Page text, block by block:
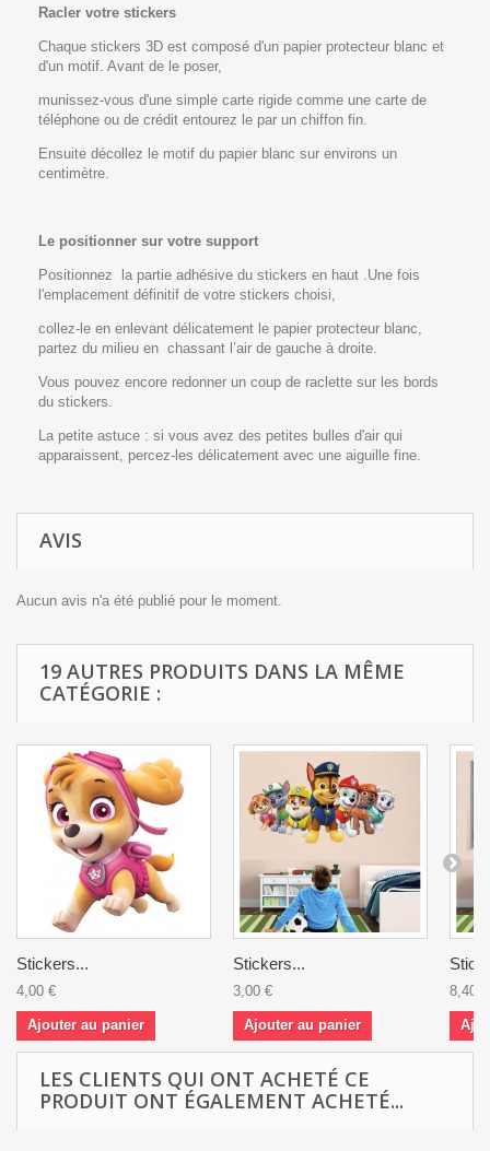
Racler votre stickers
Chaque stickers 3D est composé d'un papier protecteur blanc et
d'un motif. Avant de le poser,
munissez-vous d'une simple carte rigide comme une carte de
téléphone ou de crédit entourez le par un chiffon fin.
Ensuite décollez le motif du papier blanc sur environs un
centimètre.
Le positionner sur votre support
Positionnez la partie adhésive du stickers en haut .Une fois
l'emplacement définitif de votre stickers choisi,
collez-le en enlevant délicatement le papier protecteur blanc,
partez du milieu en chassant l’air de gauche à droite.
Vous pouvez encore redonner un coup de raclette sur les bords
du stickers.
La petite astuce : si vous avez des petites bulles d'air qui
apparaissent, percez-les délicatement avec une aiguille fine.
AVIS
Aucun avis n'a été publié pour le moment.
19 AUTRES PRODUITS DANS LA MÊME
CATÉGORIE :
Stickers...
4,00 €
Ajouter au panier
Stickers...
3,00 €
Ajouter au panier
8,40 €
LES CLIENTS QUI ONT ACHETÉ CE
PRODUIT ONT ÉGALEMENT ACHETÉ...